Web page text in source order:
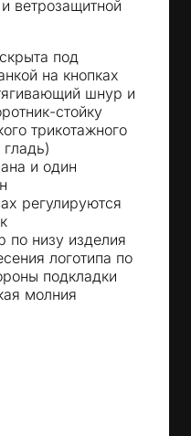
ветрозащитной
под
на кнопках
шнур и
стойку
трикотажного
и один
регулируются
по низу изделия
логотипа по
подкладки
молния